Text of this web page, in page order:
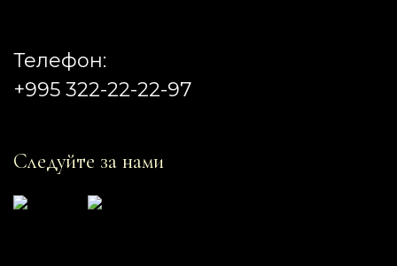
Телефон:
+995 322-22-22-97
Следуйте за нами